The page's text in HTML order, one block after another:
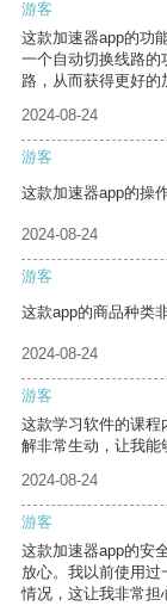
游客
这款加速器app的功
一个自动切换线路的
路，从而获得更好的
2024-08-24
游客
这款加速器app的操
2024-08-24
游客
这款app的商品种类
2024-08-24
游客
这款学习软件的课程
解非常生动，让我能
2024-08-24
游客
这款加速器app的安
放心。我以前使用过
情况，这让我非常担